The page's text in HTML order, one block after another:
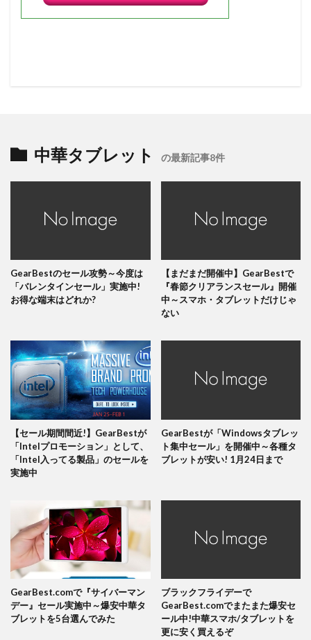
中華タブレット の最新記事8件
GearBestのセール攻勢～今度は
「バレンタインセール」実施中!
お得な端末はどれか?
【まだまだ開催中】GearBestで
『春節クリアランスセール』開催
中～スマホ・タブレットだけじゃ
ない
【セール期間間近!】GearBestが
「Intelプロモーション」として、
「Intel入ってる製品」のセールを
実施中
GearBestが「Windowsタブレッ
ト集中セール」を開催中～各種タ
ブレットが安い! 1月24日まで
GearBest.comで『サイバーマン
デー』セール実施中～爆安中華タ
ブレットを5台選んでみた
ブラックフライデーで
GearBest.comでまたまた爆安セ
ール中!中華スマホ/タブレットを
更に安く買えるぞ